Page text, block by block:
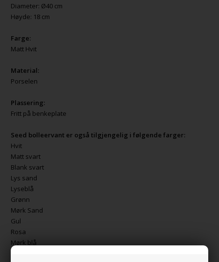
Diameter: Ø40 cm
Høyde: 18 cm
Farge:
Matt Hvit
Material:
Porselen
Plassering:
Fritt på benkeplate
Seed bolleervant er også tilgjengelig i følgende farger:
Hvit
Matt svart
Blank svart
Lys sand
Lyseblå
Grønn
Mørk Sand
Gul
Rosa
Mørk blå